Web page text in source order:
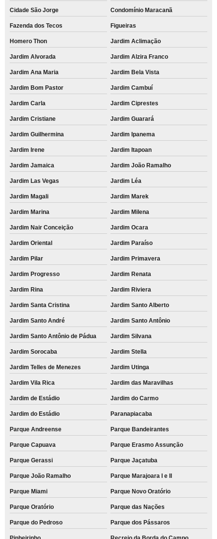
Cidade São Jorge Condomínio Maracanã
Fazenda dos Tecos Figueiras
Homero Thon Jardim Aclimação
Jardim Alvorada Jardim Alzira Franco
Jardim Ana Maria Jardim Bela Vista
Jardim Bom Pastor Jardim Cambuí
Jardim Carla Jardim Ciprestes
Jardim Cristiane Jardim Guarará
Jardim Guilhermina Jardim Ipanema
Jardim Irene Jardim Itapoan
Jardim Jamaica Jardim João Ramalho
Jardim Las Vegas Jardim Léa
Jardim Magali Jardim Marek
Jardim Marina Jardim Milena
Jardim Nair Conceição Jardim Ocara
Jardim Oriental Jardim Paraíso
Jardim Pilar Jardim Primavera
Jardim Progresso Jardim Renata
Jardim Rina Jardim Riviera
Jardim Santa Cristina Jardim Santo Alberto
Jardim Santo André Jardim Santo Antônio
Jardim Santo Antônio de Pádua Jardim Silvana
Jardim Sorocaba Jardim Stella
Jardim Telles de Menezes Jardim Utinga
Jardim Vila Rica Jardim das Maravilhas
Jardim de Estádio Jardim do Carmo
Jardim do Estádio Paranapiacaba
Parque Andreense Parque Bandeirantes
Parque Capuava Parque Erasmo Assunção
Parque Gerassi Parque Jaçatuba
Parque João Ramalho Parque Marajoara I e II
Parque Miami Parque Novo Oratório
Parque Oratório Parque das Nações
Parque do Pedroso Parque dos Pássaros